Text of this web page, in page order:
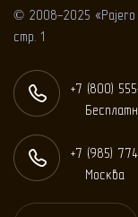
+7 (800)
+7 (985) 774
Москва
© 2008-2025 «Pajero
стр. 1